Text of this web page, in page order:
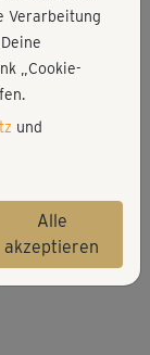
Verarbeitung
„Cookie-
und
Alle
akzeptieren